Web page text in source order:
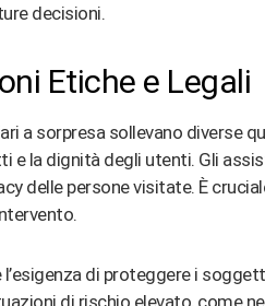
decisioni​​.
Etiche e Legali
a sorpresa sollevano diverse
e la dignità degli utenti. Gli
delle persone visitate. È
​.
l’esigenza di proteggere i
di rischio elevato, come